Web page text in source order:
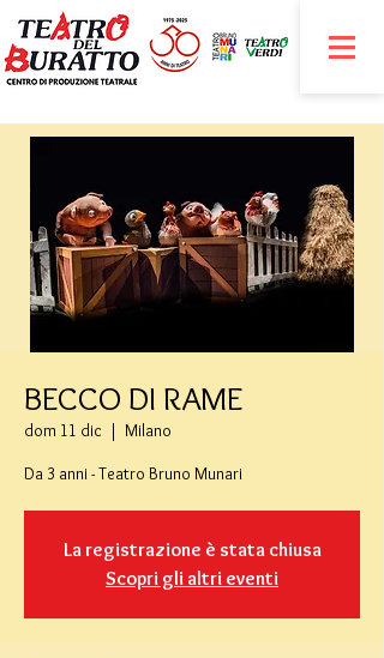
BECCO DI RAME
dom 11 dic
  |
Milano
Da 3 anni - Teatro Bruno Munari
La registrazione è stata chiusa
Scopri gli altri eventi